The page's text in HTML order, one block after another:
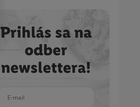
Prihlás sa na
odber
newslettera!